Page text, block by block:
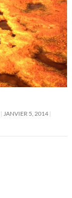
JANVIER 5, 2014